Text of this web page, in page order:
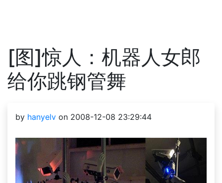
[图]惊人：机器人女郎
给你跳钢管舞
by hanyelv on 2008-12-08 23:29:44